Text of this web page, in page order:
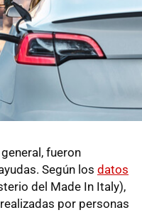
fueron
Según los datos
del Made In Italy),
por personas